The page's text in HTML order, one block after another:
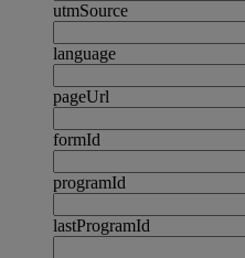
utmSource
language
pageUrl
formId
programId
lastProgramId